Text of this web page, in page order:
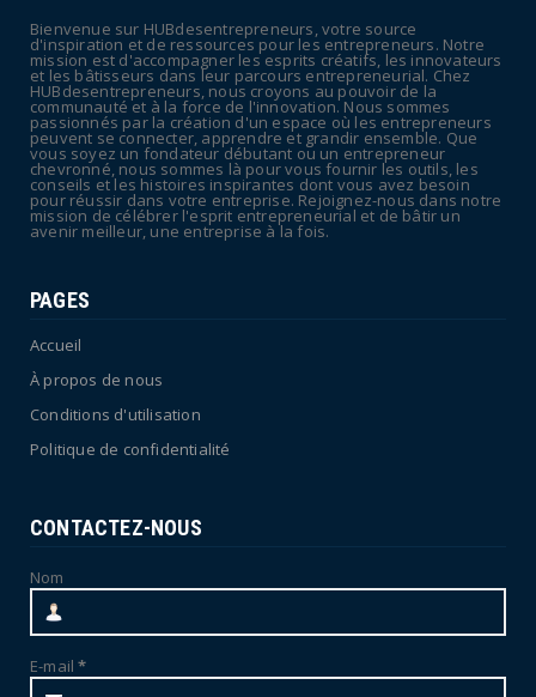
July 08, 2026
POLITIQUE
Canicule : sept départements du Sud placés
en vigilance oran...
July 04, 2026
Bienvenue sur HUBdesentrepreneurs, votre source
d'inspiration et de ressources pour les entrepreneurs. Notre
mission est d'accompagner les esprits créatifs, les innovateurs
et les bâtisseurs dans leur parcours entrepreneurial. Chez
HUBdesentrepreneurs, nous croyons au pouvoir de la
communauté et à la force de l'innovation. Nous sommes
passionnés par la création d'un espace où les entrepreneurs
peuvent se connecter, apprendre et grandir ensemble. Que
vous soyez un fondateur débutant ou un entrepreneur
chevronné, nous sommes là pour vous fournir les outils, les
conseils et les histoires inspirantes dont vous avez besoin
pour réussir dans votre entreprise. Rejoignez-nous dans notre
mission de célébrer l'esprit entrepreneurial et de bâtir un
avenir meilleur, une entreprise à la fois.
PAGES
Accueil
À propos de nous
Conditions d'utilisation
Politique de confidentialité
CONTACTEZ-NOUS
Nom
E-mail*